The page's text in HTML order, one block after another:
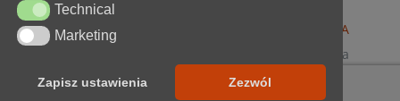
© 1947 - 2026 •
Miejska Biblioteka Publiczna im. A
• wszelkie prawa
zastrzeżone • projekt i realizacjaSOKÓŁ-IT
TechnicalTechnical
MarketingMarketing
Zapisz ustawienia Zezwól